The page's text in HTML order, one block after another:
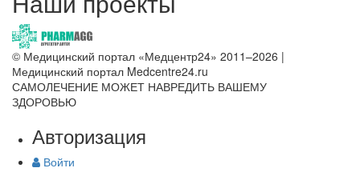
© Медицинский портал «Медцентр24» 2011–2026 |
Медицинский портал Medcentre24.ru
САМОЛЕЧЕНИЕ МОЖЕТ НАВРЕДИТЬ ВАШЕМУ
ЗДОРОВЬЮ
Авторизация
Войти